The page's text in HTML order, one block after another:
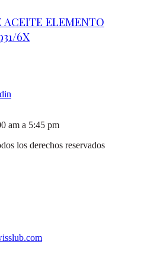
ACEITE ELEMENTO
6X
am a 5:45 pm
los derechos reservados